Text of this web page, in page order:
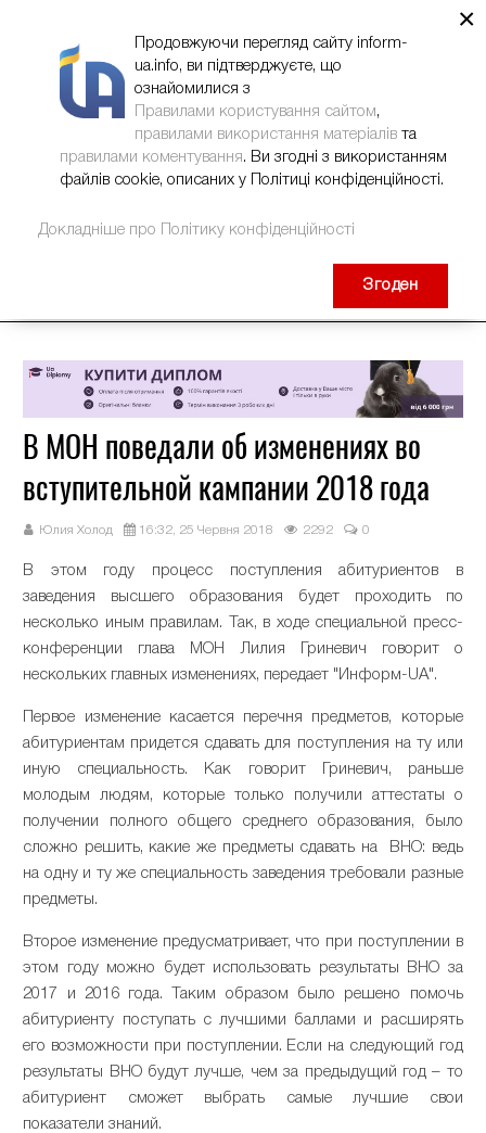
В МОН поведали об изменениях во
вступительной кампании 2018 года
Юлия Холод 16:32, 25 Червня 2018 2292 0
В этом году процесс поступления абитуриентов в
заведения высшего образования будет проходить по
несколько иным правилам. Так, в ходе специальной пресс-
конференции глава МОН Лилия Гриневич говорит о
нескольких главных изменениях, передает "Информ-UA".
Первое изменение касается перечня предметов, которые
абитуриентам придется сдавать для поступления на ту или
иную специальность. Как говорит Гриневич, раньше
молодым людям, которые только получили аттестаты о
получении полного общего среднего образования, было
сложно решить, какие же предметы сдавать на ВНО: ведь
на одну и ту же специальность заведения требовали разные
предметы.
Второе изменение предусматривает, что при поступлении в
этом году можно будет использовать результаты ВНО за
2017 и 2016 года. Таким образом было решено помочь
абитуриенту поступать с лучшими баллами и расширять
его возможности при поступлении. Если на следующий год
результаты ВНО будут лучше, чем за предыдущий год – то
абитуриент сможет выбрать самые лучшие свои
показатели знаний.
×
Продовжуючи перегляд сайту inform-
ua.info, ви підтверджуєте, що
ознайомилися з
Правилами користування сайтом,
правилами використання матеріалів та
правилами коментування. Ви згодні з використанням
файлів cookie, описаних у Політиці конфіденційності.
Докладніше про Політику конфіденційності
Згоден